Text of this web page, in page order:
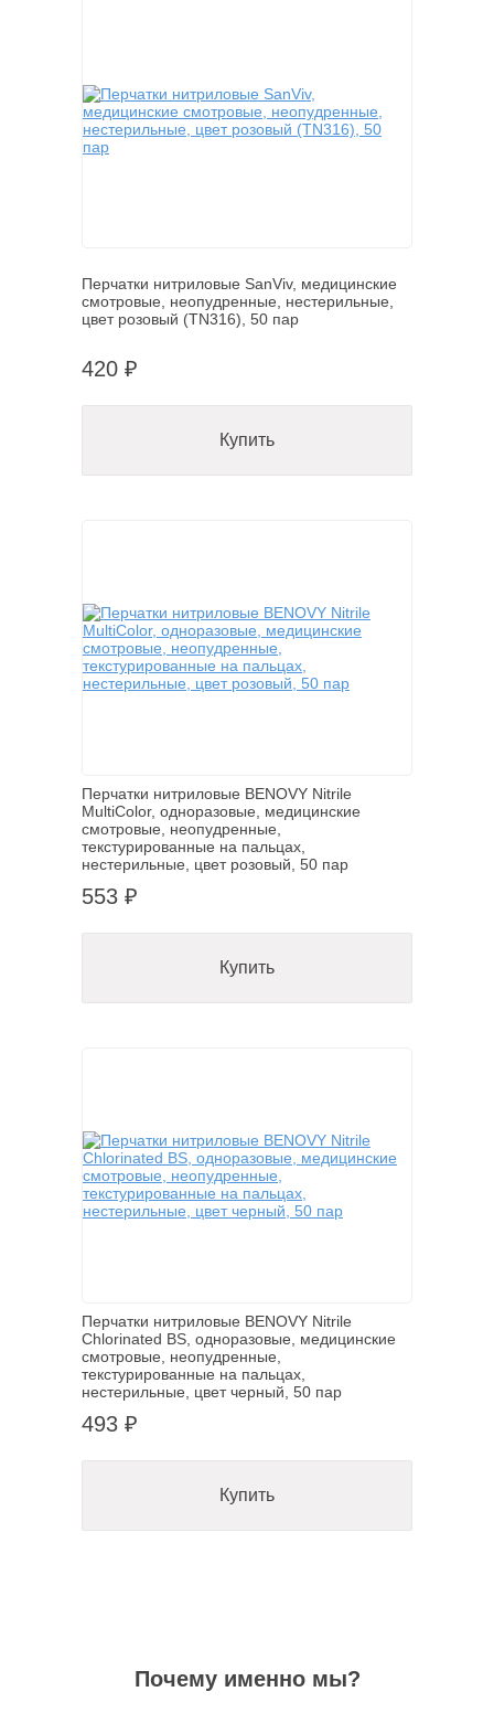
Перчатки нитриловые SanViv, медицинские
смотровые, неопудренные, нестерильные,
цвет розовый (TN316), 50 пар
420 ₽
Купить
Перчатки нитриловые BENOVY Nitrile
MultiColor, одноразовые, медицинские
смотровые, неопудренные,
текстурированные на пальцах,
нестерильные, цвет розовый, 50 пар
553 ₽
Купить
Перчатки нитриловые BENOVY Nitrile
Chlorinated BS, одноразовые, медицинские
смотровые, неопудренные,
текстурированные на пальцах,
нестерильные, цвет черный, 50 пар
493 ₽
Купить
Почему именно мы?